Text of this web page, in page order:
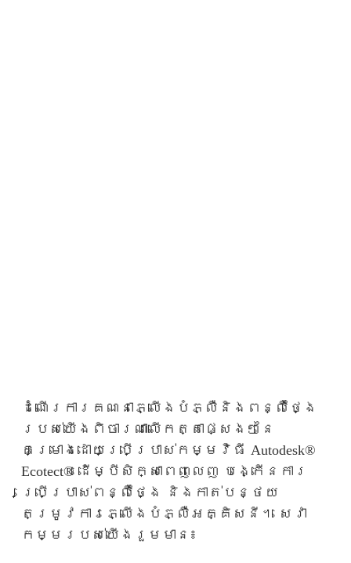
ដំណើរការគណនាភ្លើងបំភ្លឺនិងពន្លឺថ្ងៃ
របស់យើងពិចារណាលើកត្តាផ្សេងៗនៃ
គម្រោងដោយប្រើប្រាស់កម្មវិធី Autodesk®
Ecotect® ដើម្បីសិក្សាពេញលេញ បង្កើនការ
ប្រើប្រាស់ពន្លឺថ្ងៃ និងកាត់បន្ថយ
តម្រូវការភ្លើងបំភ្លឺអគ្គិសនី។ សេវា
កម្មរបស់យើងរួមមាន៖